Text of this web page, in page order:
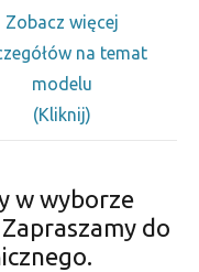
Zobacz więcej
na temat
modelu
(Kliknij)
w wyborze
do